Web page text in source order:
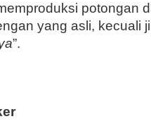
potongan
yang asli, kecuali
”.